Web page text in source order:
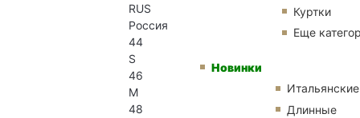
Куртки
Еще
Новинки
Итальянские
Длинные
RUS
Россия
44
S
46
M
48